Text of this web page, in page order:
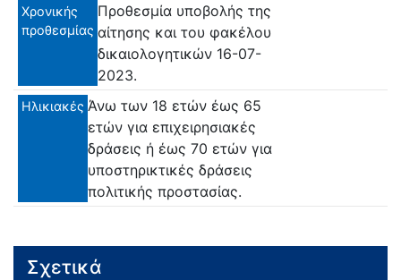
Χρονικής
προθεσμίας
Προθεσμία υποβολής της
αίτησης και του φακέλου
δικαιολογητικών 16-07-
2023.
Ηλικιακές Άνω των 18 ετών έως 65
ετών για επιχειρησιακές
δράσεις ή έως 70 ετών για
υποστηρικτικές δράσεις
πολιτικής προστασίας.
Σχετικά